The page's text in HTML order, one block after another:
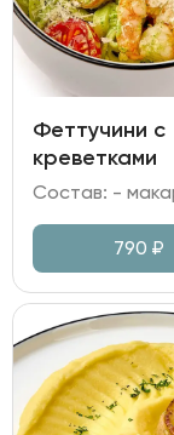
Феттучини с
креветками
790 ₽